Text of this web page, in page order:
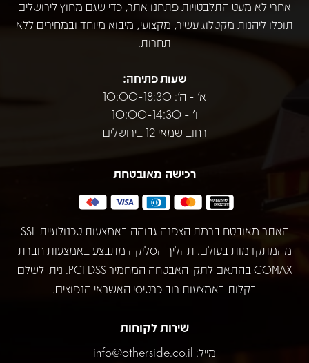
אחרי לא מעט התלבטויות פתחנו אתר, כדי שגם מחוץ לירושלים
תוכלו ליהנות מקטלוג עשיר, מקצועי, מיבוא מיוחד ובמחירים ללא
תחרות.
שעות פתיחה:
א' - ה': 10:00-18:30
ו' - 10:00-14:30
רחוב שמאי 12 בירושלים
רכישה מאובטחת
האתר מאובטח ברמת הצפנה גבוהה באמצעות טכנולוגיית SSL
מהמתקדמות בעולם. תהליך הסליקה מתבצע באמצעות חברת
COMAX בהתאם לתקן האבטחה המחמיר PCI DSS. ניתן לשלם
בקלות באמצעות רוב כרטיסי האשראי הנפוצים.
שירות לקוחות
מייל: info@otherside.co.il